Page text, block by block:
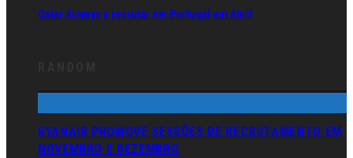
Qatar Airways a recrutar em Portugal em Abril
RYANAIR PROMOVE SESSÕES DE RECRUTAMENTO EM
NOVEMBRO E DEZEMBRO